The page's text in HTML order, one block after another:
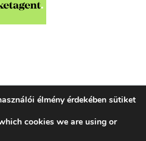
élmény érdekében sütiket
cookies we are using or